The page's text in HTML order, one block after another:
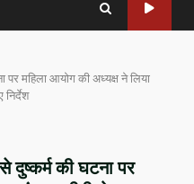
पर महिला आयोग की अध्यक्ष ने लिया
दुष्कर्म की घटना पर